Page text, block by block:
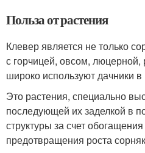
Польза от растения
Клевер является не только
с горчицей, овсом,
широко используют дачники в
Это растения, специально
последующей их заделкой в
структуры за счет
предотвращения роста